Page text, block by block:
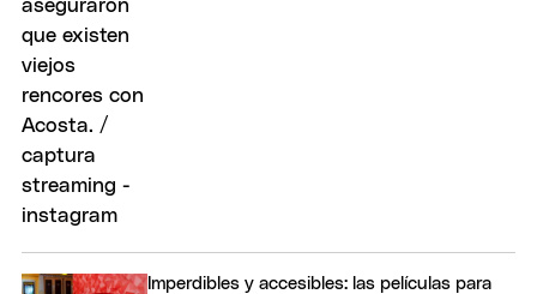
Imperdibles y accesibles: las películas para